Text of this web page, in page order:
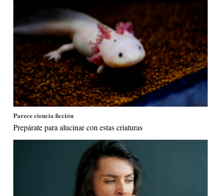
Parece ciencia ficción
Prepárate para alucinar con estas criaturas